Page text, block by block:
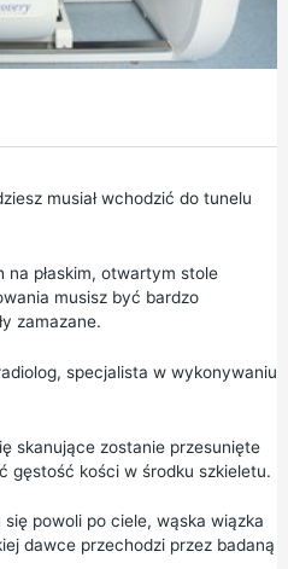
musiał wchodzić do tunelu
płaskim, otwartym stole
musisz być bardzo
zamazane.
specjalista w wykonywaniu
skanujące zostanie przesunięte
gęstość kości w środku szkieletu.
powoli po ciele, wąska wiązka
dawce przechodzi przez badaną